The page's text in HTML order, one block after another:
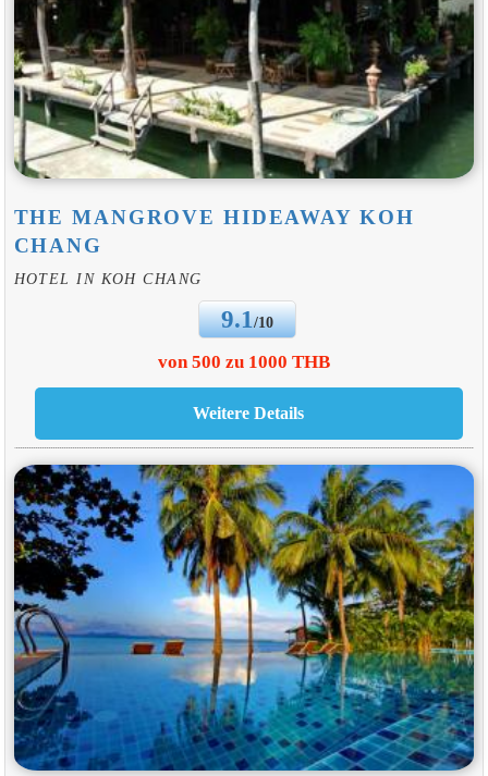
THE MANGROVE HIDEAWAY KOH
CHANG
HOTEL IN KOH CHANG
9.1/10
von 500 zu 1000 THB